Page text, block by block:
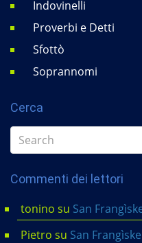
Indovinelli
Proverbi e Detti
Sfottò
Soprannomi
Cerca
Commenti dei lettori
tonino su San
Pietro su San